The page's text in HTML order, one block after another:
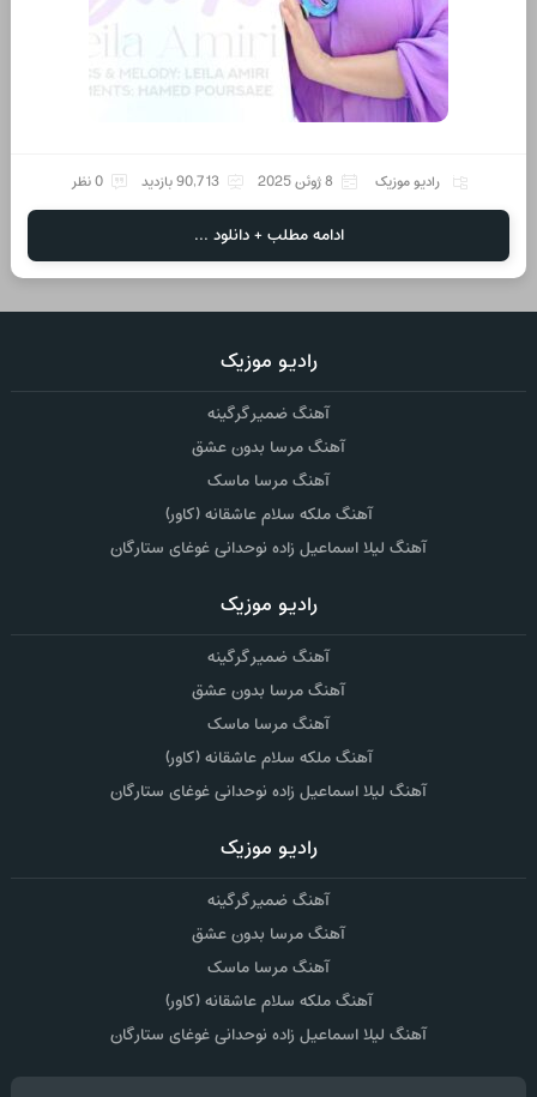
رادیو موزیک 8 ژوئن 2025 90,713 بازدید 0 نظر
ادامه مطلب + دانلود ...
رادیو موزیک
آهنگ ضمیر گرگینه
آهنگ مرسا بدون عشق
آهنگ مرسا ماسک
آهنگ ملکه سلام عاشقانه (کاور)
آهنگ لیلا اسماعیل زاده نوحدانی غوغای ستارگان
رادیو موزیک
آهنگ ضمیر گرگینه
آهنگ مرسا بدون عشق
آهنگ مرسا ماسک
آهنگ ملکه سلام عاشقانه (کاور)
آهنگ لیلا اسماعیل زاده نوحدانی غوغای ستارگان
رادیو موزیک
آهنگ ضمیر گرگینه
آهنگ مرسا بدون عشق
آهنگ مرسا ماسک
آهنگ ملکه سلام عاشقانه (کاور)
آهنگ لیلا اسماعیل زاده نوحدانی غوغای ستارگان